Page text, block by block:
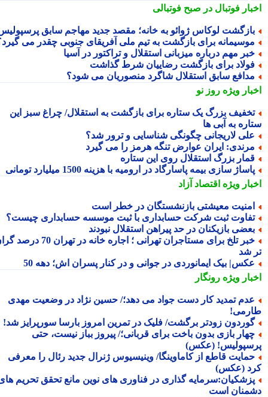
فوتبال در صبح فوتبالی
لوکاس ژوائو به خانه؛ مقصد جدید مهاجم سابق پرسپولیس
برای بازگشت به تیم ملی آفریقای جنوبی چقدر می گیرد؟
مهم درباره میزبانی استقلال و تراکتور در آسیا
برای بازگشت رضاییان شرط گذاشت
سابق استقلال شاگرد منصوریان می شود؟
ویژهروز نو
بزرگ یک ستاره برای بازگشت به استقلال/ چراغ سبز این
به آبی ها
لاریجانی چگونگی شناسایی و ترور شد؟
ایران عوارض تنگه هرمز را می گیرد
بزرگ استقلال روی این ستاره
سازی بیمه پاسارگاد در ارومیه با هزینه 1500 میلیارد تومانی
ویژهاقتصاد آزاد
معیشتی بازنشستگان در خطر است
ثبت شرکت حسابداری با ثبت موسسه حسابداری چیست؟
بازیکنان در حد پیراهن استقلال نبودند
خبر تلخ برای مستاجران تهرانی ؛ اجاره خانه در تهران 70 درصد گران
شد
بیک ایمانوردی در جوانی و در کنار پسران اش؛ دهه 50
ویژهرونگار
تمدید کار دست جواد می دهد؛/ حسین نژاد در وضعیت مهدی
زودتر برگشت/ فلیک در تمرین امروز بارسا سورپرایز شد!
بازی بدون باخت برای قربانی؛/ پیروز بباز نیست، حتی
(عکس)
قاطع از کاماوینگا/ وینیسیوس ژنرال جدید رئال را معرفی
(عکس)
گذاری در فناوری های نوین مانع تحقق تحریم های
است